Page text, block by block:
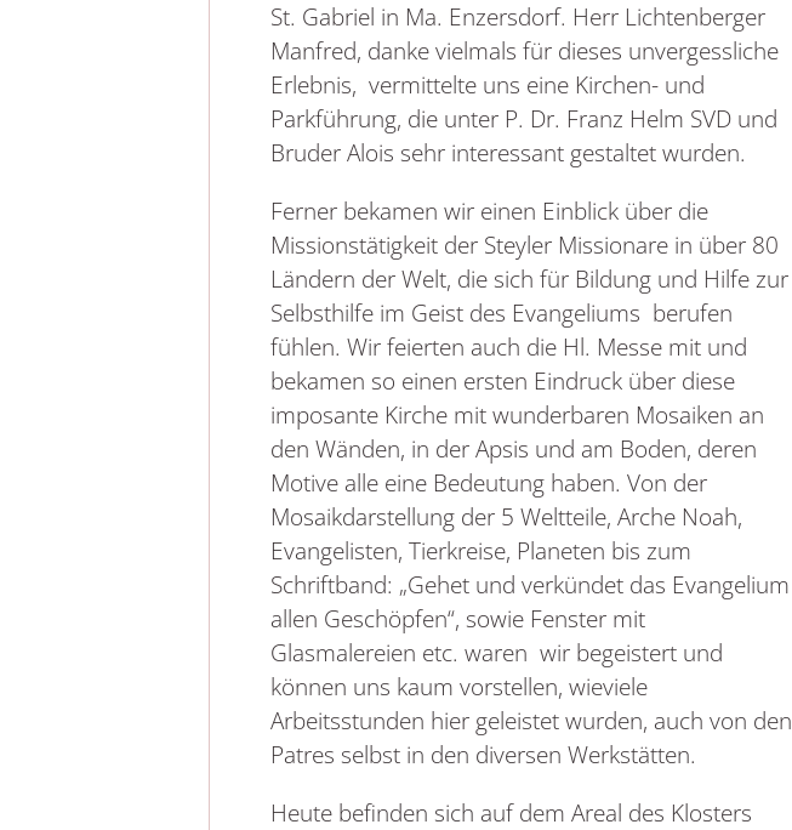
St. Gabriel in Ma. Enzersdorf. Herr Lichtenberger
Manfred, danke vielmals für dieses unvergessliche
Erlebnis, vermittelte uns eine Kirchen- und
Parkführung, die unter P. Dr. Franz Helm SVD und
Bruder Alois sehr interessant gestaltet wurden.
Ferner bekamen wir einen Einblick über die
Missionstätigkeit der Steyler Missionare in über 80
Ländern der Welt, die sich für Bildung und Hilfe zur
Selbsthilfe im Geist des Evangeliums berufen
fühlen. Wir feierten auch die Hl. Messe mit und
bekamen so einen ersten Eindruck über diese
imposante Kirche mit wunderbaren Mosaiken an
den Wänden, in der Apsis und am Boden, deren
Motive alle eine Bedeutung haben. Von der
Mosaikdarstellung der 5 Weltteile, Arche Noah,
Evangelisten, Tierkreise, Planeten bis zum
Schriftband: „Gehet und verkündet das Evangelium
allen Geschöpfen“, sowie Fenster mit
Glasmalereien etc. waren wir begeistert und
können uns kaum vorstellen, wieviele
Arbeitsstunden hier geleistet wurden, auch von den
Patres selbst in den diversen Werkstätten.
Heute befinden sich auf dem Areal des Klosters